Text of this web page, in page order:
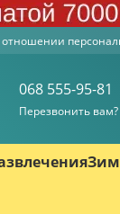
отношении
068 555-95-81
Перезвонить вам?